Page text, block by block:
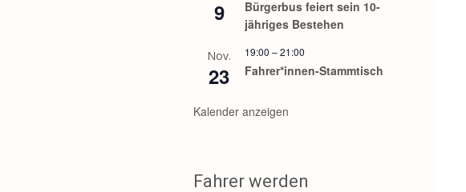
9
Bürgerbus feiert sein 10-
jähriges Bestehen
Nov.
23
19:00 –21:00
Fahrer*innen-Stammtisch
Kalender anzeigen
Fahrer werden